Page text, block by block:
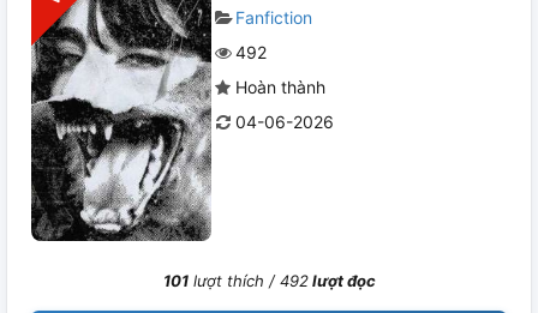
Fanfiction
492
Hoàn thành
04-06-2026
101lượt thích /492lượt đọc